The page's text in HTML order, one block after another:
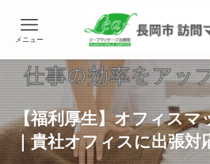
メニュー
【福利厚生】オフィスマ
｜貴社オフィスに出張対